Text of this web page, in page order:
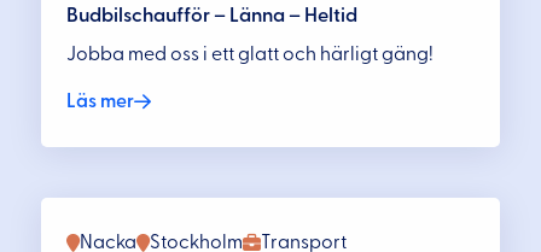
Budbilschaufför – Länna – Heltid
Jobba med oss i ett glatt och härligt gäng!
Läs mer
Transport
Nacka Stockholm